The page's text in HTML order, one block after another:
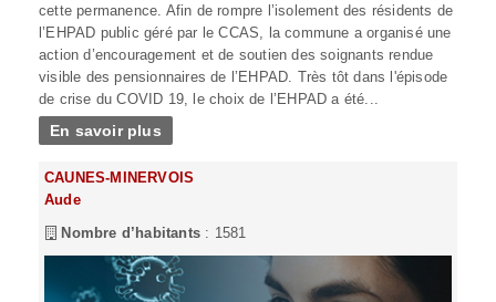
cette permanence. Afin de rompre l’isolement des résidents de
l’EHPAD public géré par le CCAS, la commune a organisé une
action d’encouragement et de soutien des soignants rendue
visible des pensionnaires de l’EHPAD. Très tôt dans l'épisode
de crise du COVID 19, le choix de l’EHPAD a été...
En savoir plus
CAUNES-MINERVOIS
Aude
Nombre d’habitants : 1581